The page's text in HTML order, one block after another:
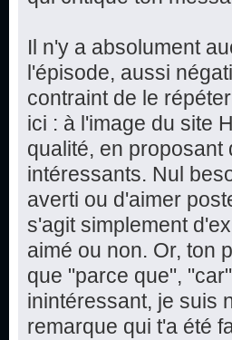
Il n'y a absolument
l'épisode, aussi
contraint de le
ici : à l'image du site
qualité, en proposant
intéressants. Nul
averti ou d'aimer
s'agit simplement
aimé ou non. Or, ton
que "parce que",
inintéressant, je suis
remarque qui t'a été